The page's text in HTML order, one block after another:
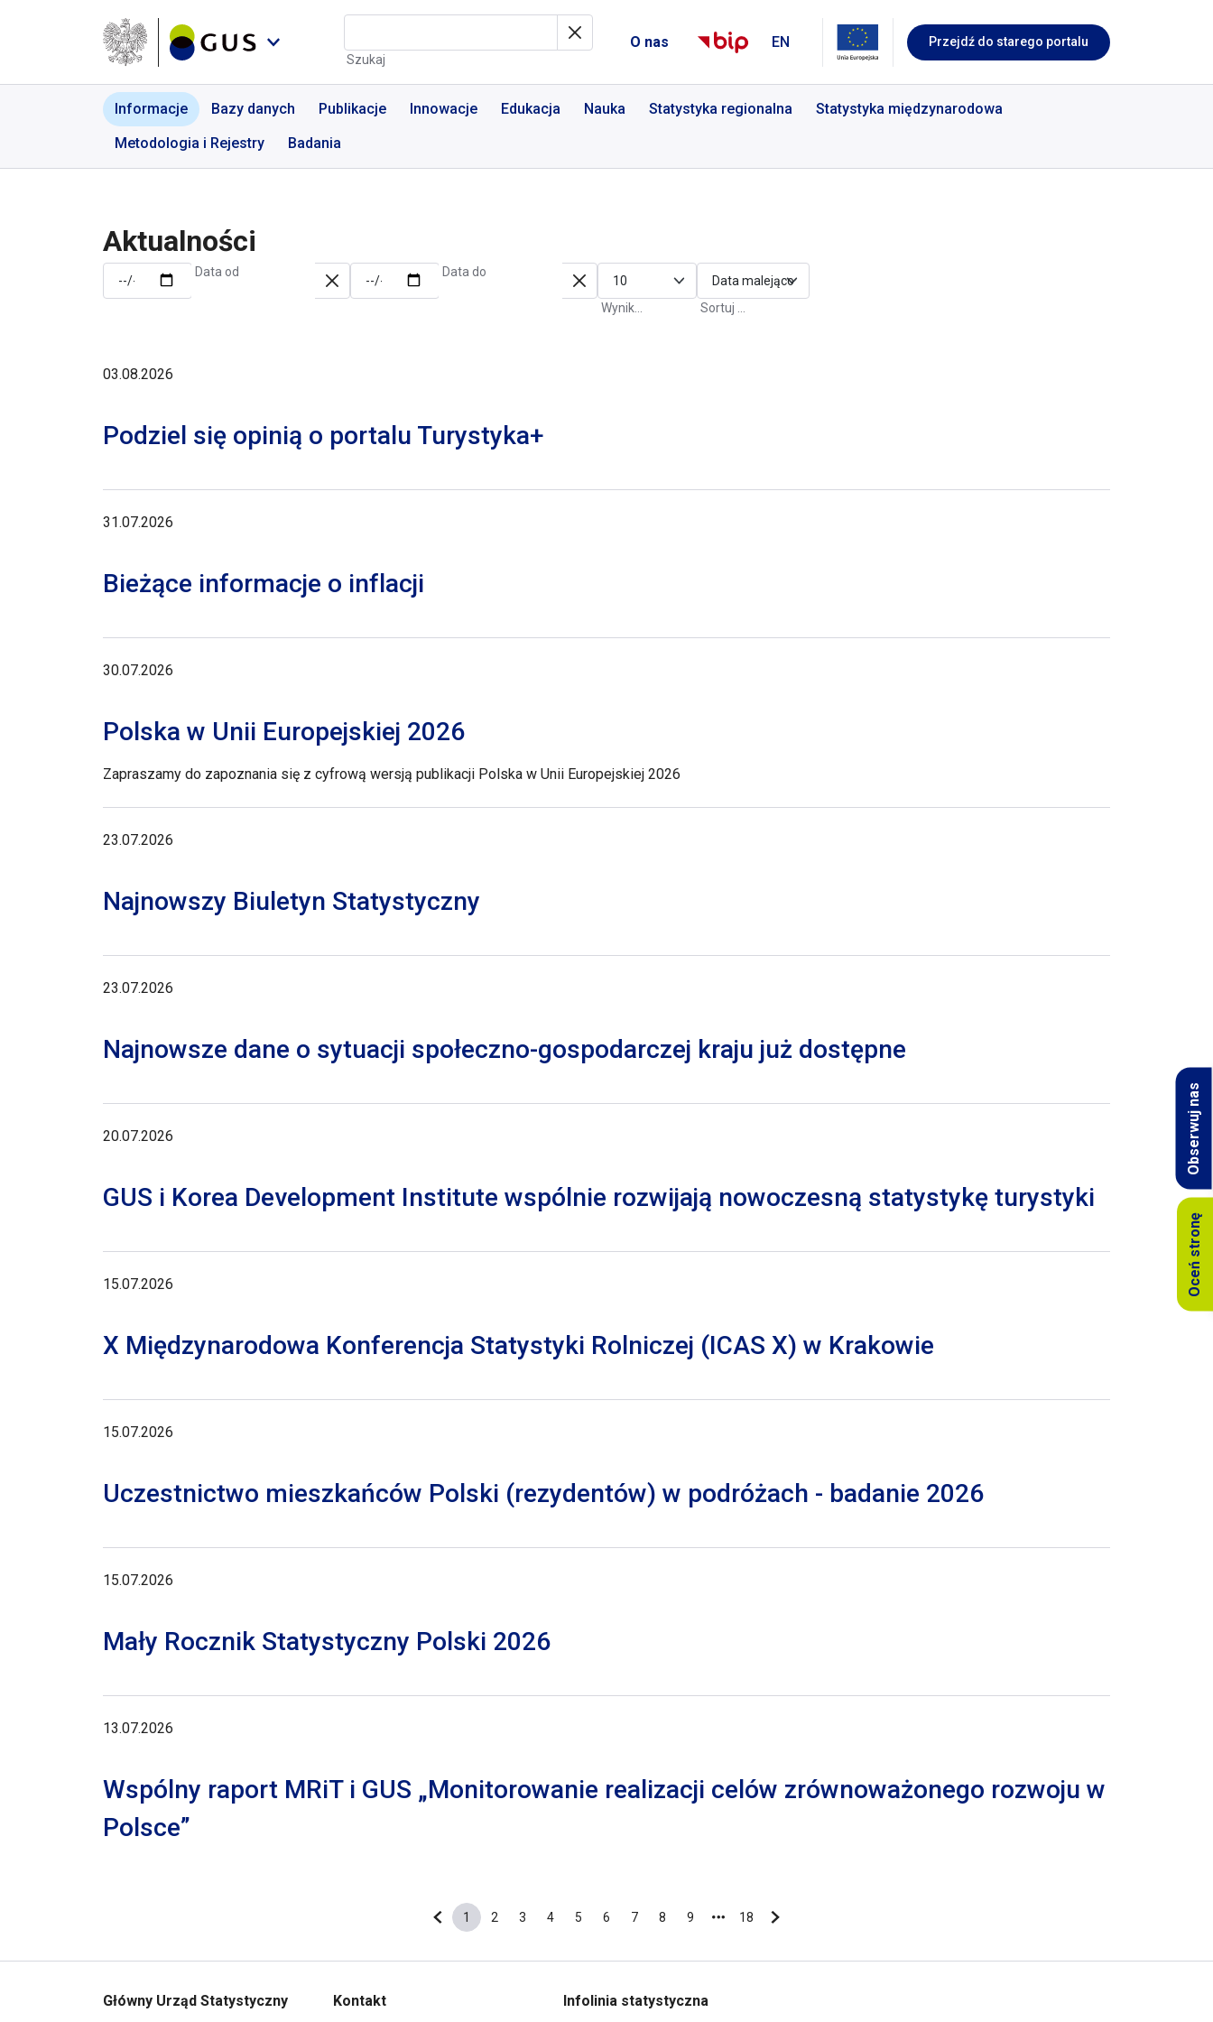
Aktualności | GUS - Portal Informacyjny
Oceń stronę
Obserwuj nas
Szukaj
O nas EN Przejdź do starego portalu
Informacje Bazy danych Publikacje Innowacje Edukacja Nauka Statystyka regionalna
Statystyka międzynarodowa
Metodologia i Rejestry
Badania
Aktualności
Data od Data do
Wyniki na stronę
03.08.2026
Podziel się opinią o portalu Turystyka+
31.07.2026
Bieżące informacje o inflacji
30.07.2026
Polska w Unii Europejskiej 2026
Zapraszamy do zapoznania się z cyfrową wersją publikacji Polska w Unii Europejskiej 2026
23.07.2026
Najnowszy Biuletyn Statystyczny
23.07.2026
Najnowsze dane o sytuacji społeczno-gospodarczej kraju już dostępne
20.07.2026
GUS i Korea Development Institute wspólnie rozwijają nowoczesną statystykę turystyki
15.07.2026
X Międzynarodowa Konferencja Statystyki Rolniczej (ICAS X) w Krakowie
15.07.2026
Uczestnictwo mieszkańców Polski (rezydentów) w podróżach - badanie 2026
15.07.2026
Mały Rocznik Statystyczny Polski 2026
13.07.2026
Wspólny raport MRiT i GUS „Monitorowanie realizacji celów zrównoważonego rozwoju w
Polsce”
Poprzednia strona
Bieżąca strona
1
Strona
2
Strona
3
Strona
4
Strona
5
Strona
6
Strona
7
Strona
8
Strona
9
Ostatnia strona
18
Następna strona
Główny Urząd Statystyczny Kontakt Infolinia statystyczna